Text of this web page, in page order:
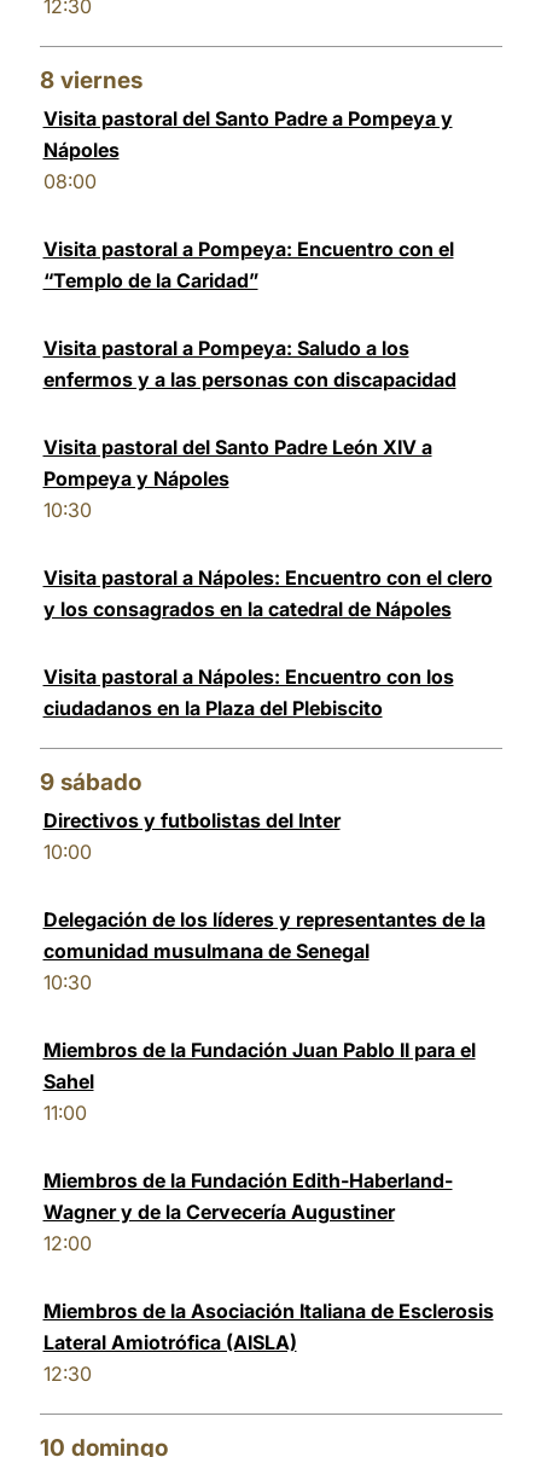
12:30
8 viernes
Visita pastoral del Santo Padre a Pompeya y
Nápoles
08:00
Visita pastoral a Pompeya: Encuentro con el
“Templo de la Caridad”
Visita pastoral a Pompeya: Saludo a los
enfermos y a las personas con discapacidad
Visita pastoral del Santo Padre León XIV a
Pompeya y Nápoles
10:30
Visita pastoral a Nápoles: Encuentro con el clero
y los consagrados en la catedral de Nápoles
Visita pastoral a Nápoles: Encuentro con los
ciudadanos en la Plaza del Plebiscito
9 sábado
Directivos y futbolistas del Inter
10:00
Delegación de los líderes y representantes de la
comunidad musulmana de Senegal
10:30
Miembros de la Fundación Juan Pablo II para el
Sahel
11:00
Miembros de la Fundación Edith-Haberland-
Wagner y de la Cervecería Augustiner
12:00
Miembros de la Asociación Italiana de Esclerosis
Lateral Amiotrófica (AISLA)
12:30
10 domingo